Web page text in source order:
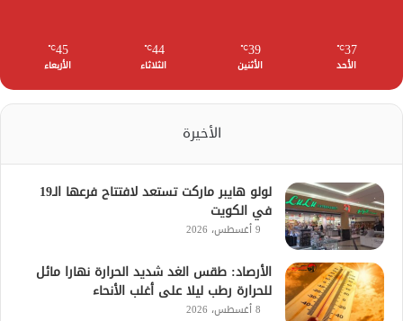
37
℃
الأحد
39
℃
الأثنين
44
℃
الثلاثاء
45
℃
الأربعاء
الأخيرة
لولو هايبر ماركت تستعد لافتتاح فرعها الـ19
في الكويت
9 أغسطس، 2026
الأرصاد: طقس الغد شديد الحرارة نهارا مائل
للحرارة رطب ليلا على أغلب الأنحاء
8 أغسطس، 2026